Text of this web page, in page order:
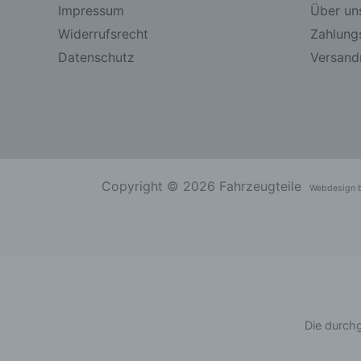
Impressum
Widerrufsrecht
Datenschutz
Über
Copyright © 2026 Fahrzeugteile Webdesign
Die